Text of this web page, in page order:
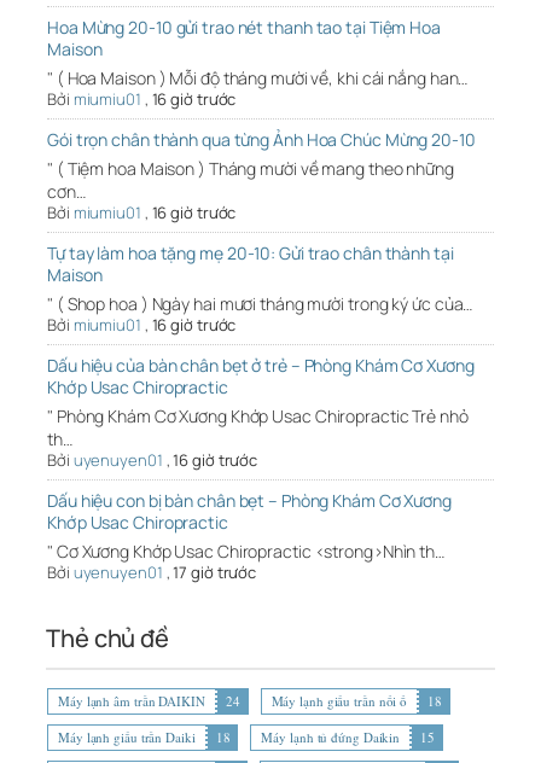
Hoa Mừng 20-10 gửi trao nét thanh tao tại Tiệm Hoa
Maison
" ( Hoa Maison ) Mỗi độ tháng mười về, khi cái nắng han…
Bởi miumiu01 , 16 giờ trước
Gói trọn chân thành qua từng Ảnh Hoa Chúc Mừng 20-10
" ( Tiệm hoa Maison ) Tháng mười về mang theo những
cơn…
Bởi miumiu01 , 16 giờ trước
Tự tay làm hoa tặng mẹ 20-10: Gửi trao chân thành tại
Maison
" ( Shop hoa ) Ngày hai mươi tháng mười trong ký ức của…
Bởi miumiu01 , 16 giờ trước
Dấu hiệu của bàn chân bẹt ở trẻ – Phòng Khám Cơ Xương
Khớp Usac Chiropractic
" Phòng Khám Cơ Xương Khớp Usac Chiropractic Trẻ nhỏ
th…
Bởi uyenuyen01 ,16 giờ trước
Dấu hiệu con bị bàn chân bẹt – Phòng Khám Cơ Xương
Khớp Usac Chiropractic
" Cơ Xương Khớp Usac Chiropractic <strong>Nhìn th…
Bởi uyenuyen01 ,17 giờ trước
Thẻ chủ đề
Máy lạnh âm trần DAIKIN 24 Máy lạnh giấu trần nối ố
18
Máy lạnh giấu trần Daiki
18 Máy lạnh tủ đứng Daikin
15